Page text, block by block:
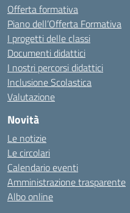
Offerta formativa
Piano dell’Offerta Formativa
I progetti delle classi
Documenti didattici
I nostri percorsi didattici
Inclusione Scolastica
Valutazione
Novità
Le notizie
Le circolari
Calendario eventi
Amministrazione trasparente
Albo online